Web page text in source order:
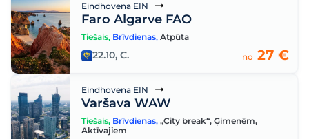
Eindhovena EIN
Faro Algarve FAO
Tiešais, Brīvdienas, Atpūta
22.10, C. no 27 €
Eindhovena EIN
Varšava WAW
Tiešais, Brīvdienas, „City break“, Ģimenēm,
Aktīvajiem